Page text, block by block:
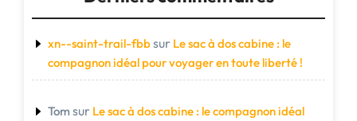
xn--saint-trail-fbbsur Le sac à dos cabine : le
compagnon idéal pour voyager en toute liberté !
Tom sur Le sac à dos cabine : le compagnon idéal